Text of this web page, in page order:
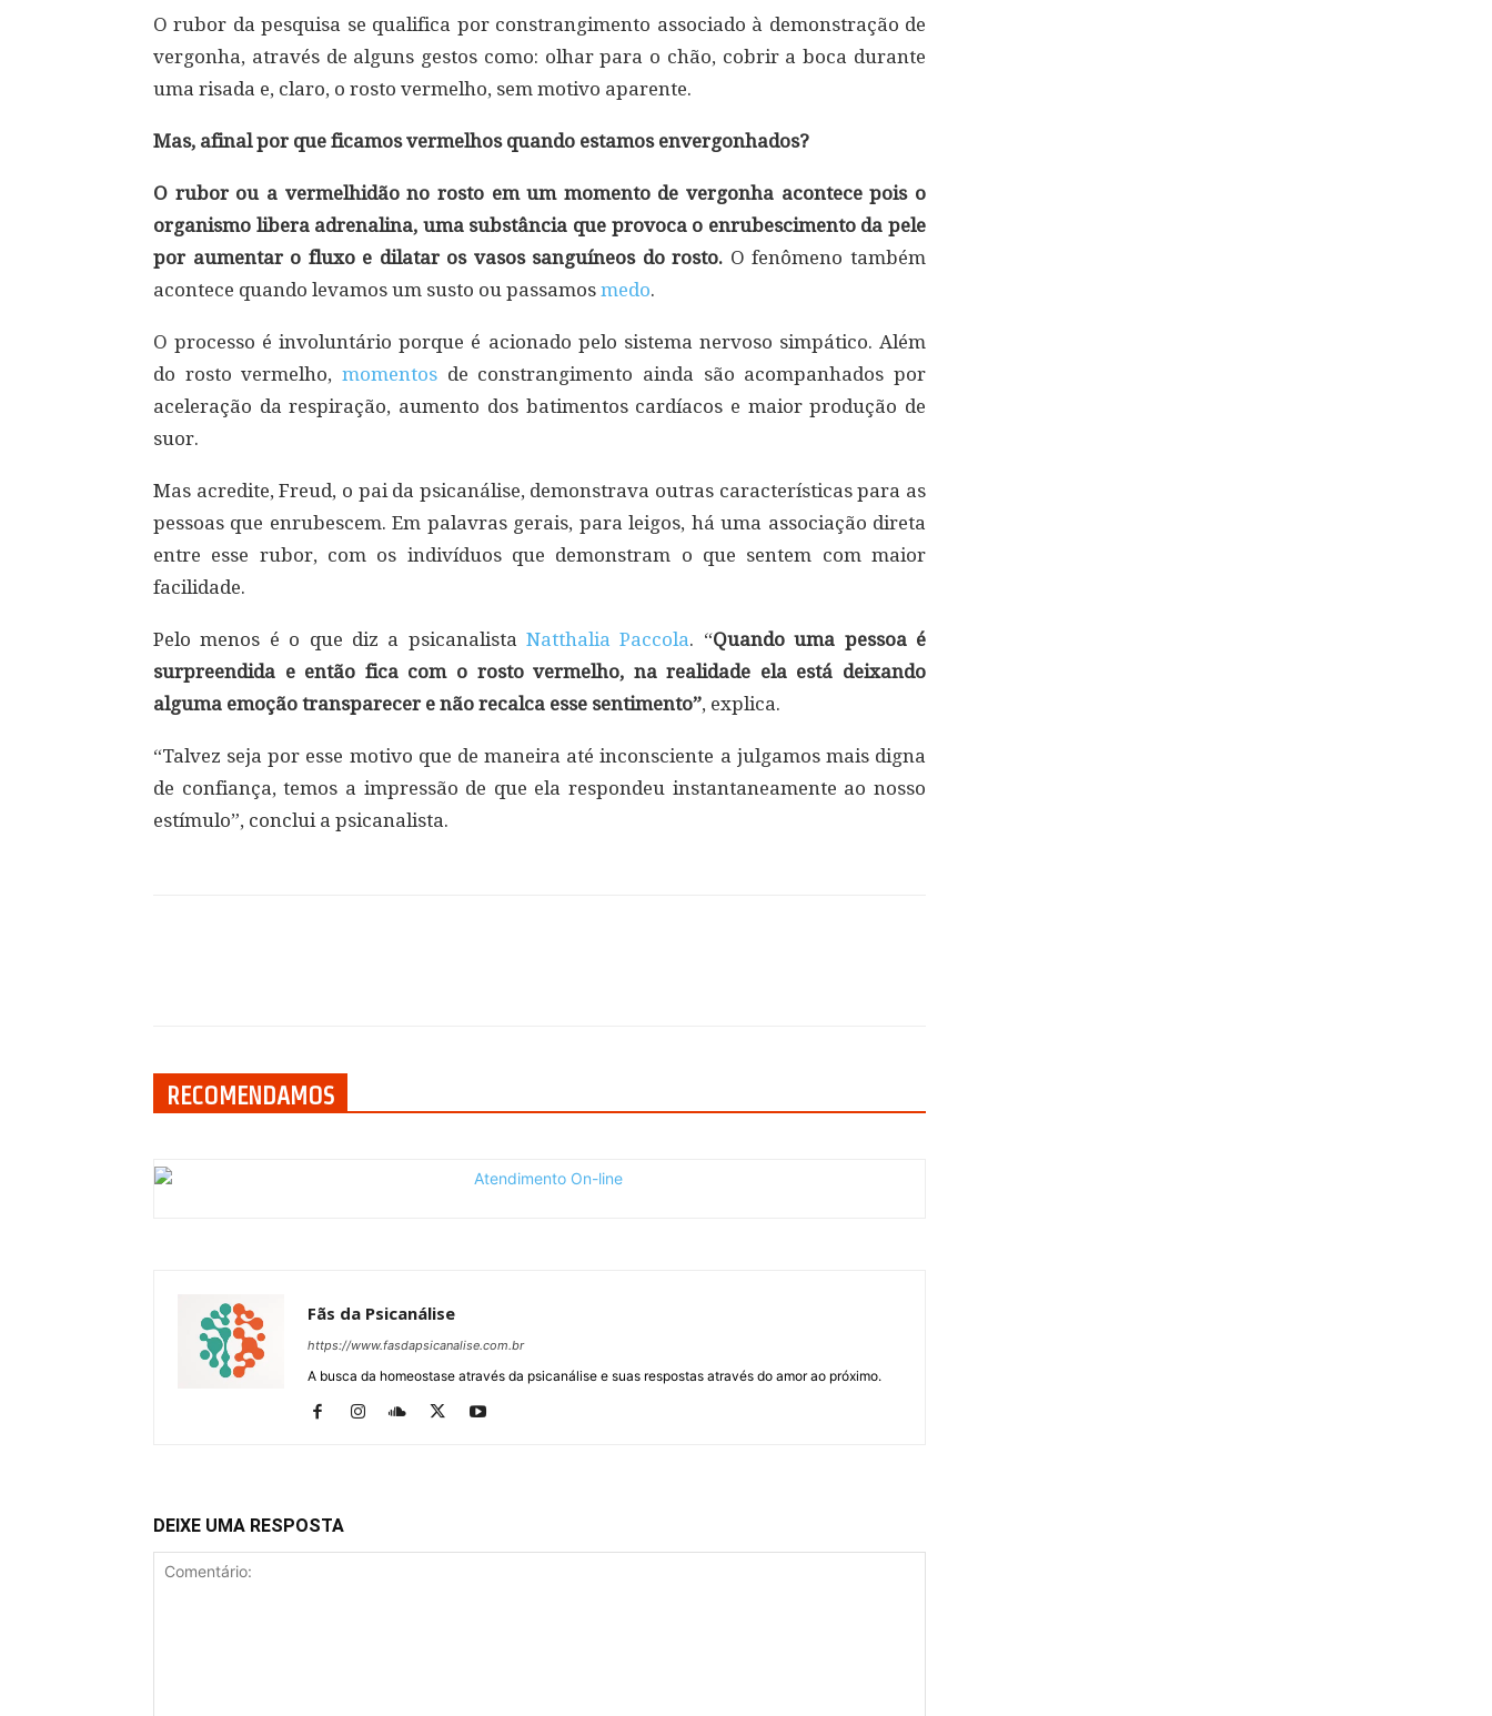
O rubor da pesquisa se qualifica por constrangimento associado à demonstração de
vergonha, através de alguns gestos como: olhar para o chão, cobrir a boca durante
uma risada e, claro, o rosto vermelho, sem motivo aparente.
Mas, afinal por que ficamos vermelhos quando estamos envergonhados?
O rubor ou a vermelhidão no rosto em um momento de vergonha acontece pois o
organismo libera adrenalina, uma substância que provoca o enrubescimento da pele
por aumentar o fluxo e dilatar os vasos sanguíneos do rosto. O fenômeno também
acontece quando levamos um susto ou passamos medo.
O processo é involuntário porque é acionado pelo sistema nervoso simpático. Além
do rosto vermelho, momentos de constrangimento ainda são acompanhados por
aceleração da respiração, aumento dos batimentos cardíacos e maior produção de
suor.
Mas acredite, Freud, o pai da psicanálise, demonstrava outras características para as
pessoas que enrubescem. Em palavras gerais, para leigos, há uma associação direta
entre esse rubor, com os indivíduos que demonstram o que sentem com maior
facilidade.
Pelo menos é o que diz a psicanalistaNatthalia Paccola. “Quando uma pessoa é
surpreendida e então fica com o rosto vermelho, na realidade ela está deixando
alguma emoção transparecer e não recalca esse sentimento”, explica.
“Talvez seja por esse motivo que de maneira até inconsciente a julgamos mais digna
de confiança, temos a impressão de que ela respondeu instantaneamente ao nosso
estímulo”, conclui a psicanalista.
RECOMENDAMOS
Fãs da Psicanálise
https://www.fasdapsicanalise.com.br
A busca da homeostase através da psicanálise e suas respostas através do amor ao próximo.
DEIXE UMA RESPOSTA